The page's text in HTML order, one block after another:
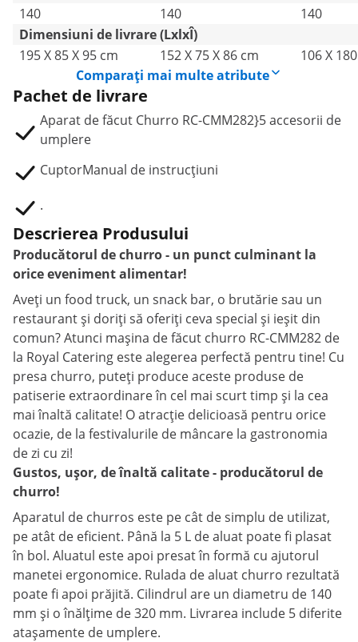
140
140
140
Dimensiuni de livrare (LxlxÎ)
195 X 85 X 95 cm
152 X 75 X 86 cm
106 X
Comparați mai multe atribute
Pachet de livrare
Aparat de făcut Churro RC-CMM282}5 accesorii de
umplere
CuptorManual de instrucțiuni
.
Descrierea Produsului
Producătorul de churro - un punct culminant la
orice eveniment alimentar!
Aveți un food truck, un snack bar, o brutărie sau un
restaurant și doriți să oferiți ceva special și ieșit din
comun? Atunci mașina de făcut churro RC-CMM282 de
la Royal Catering este alegerea perfectă pentru tine! Cu
presa churro, puteți produce aceste produse de
patiserie extraordinare în cel mai scurt timp și la cea
mai înaltă calitate! O atracție delicioasă pentru orice
ocazie, de la festivalurile de mâncare la gastronomia
de zi cu zi!
Gustos, ușor, de înaltă calitate - producătorul de
churro!
Aparatul de churros este pe cât de simplu de utilizat,
pe atât de eficient. Până la 5 L de aluat poate fi plasat
în bol. Aluatul este apoi presat în formă cu ajutorul
manetei ergonomice. Rulada de aluat churro rezultată
poate fi apoi prăjită. Cilindrul are un diametru de 140
mm și o înălțime de 320 mm. Livrarea include 5 diferite
atașamente de umplere.